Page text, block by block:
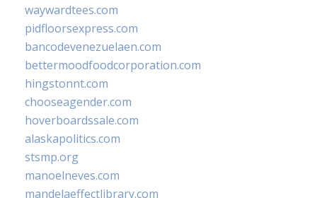
waywardtees.com
pidfloorsexpress.com
bancodevenezuelaen.com
bettermoodfoodcorporation.com
hingstonnt.com
chooseagender.com
hoverboardssale.com
alaskapolitics.com
stsmp.org
manoelneves.com
mandelaeffectlibrary.com